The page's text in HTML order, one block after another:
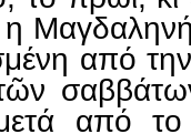
η
από
από